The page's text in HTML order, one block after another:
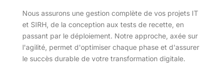
Nous assurons une gestion complète de vos projets IT
et SIRH, de la conception aux tests de recette, en
passant par le déploiement. Notre approche, axée sur
l'agilité, permet d'optimiser chaque phase et d'assurer
le succès durable de votre transformation digitale.